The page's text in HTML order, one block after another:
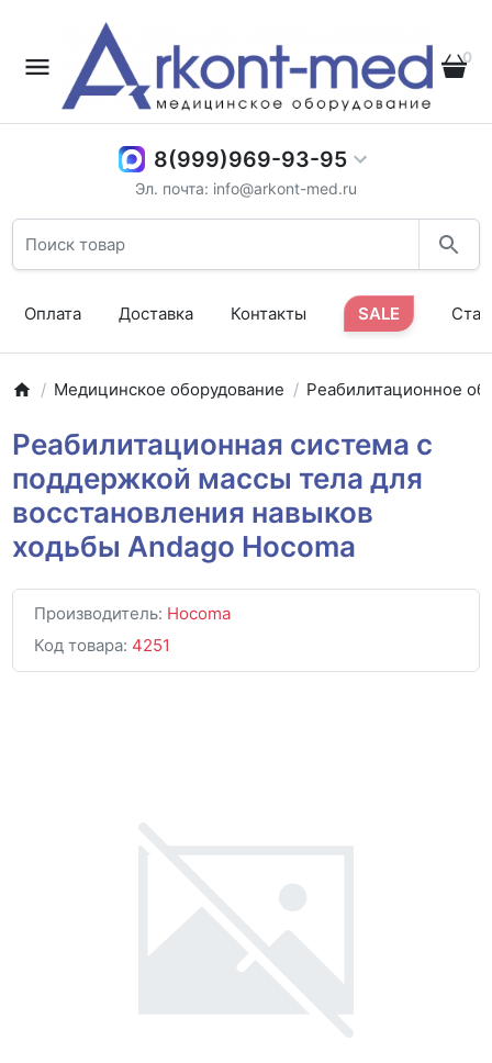
0
8(999)969-93-95
Эл. почта: info@arkont-med.ru
Оплата Доставка Контакты SALE
Медицинское оборудование Реабилитационное
Реабилитационная система с
поддержкой массы тела для
восстановления навыков
ходьбы Andago Hocoma
Производитель: Hocoma
Код товара: 4251